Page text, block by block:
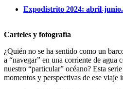
Expodistrito 2024: abril-junio.
Carteles y fotografía
¿Quién no se ha sentido como un
a “navegar” en una corriente de agua
nuestro “particular” océano? Esta
momentos y perspectivas de ese viaje